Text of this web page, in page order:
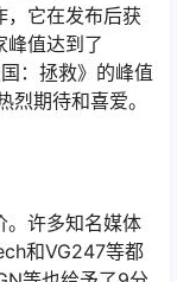
，它在发布后获
峰值达到了
：拯救》的峰值
期待和喜爱。
。许多知名媒体
和VG247等都